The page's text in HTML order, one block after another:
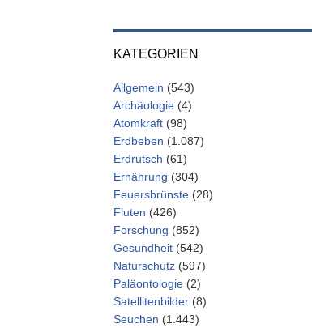
KATEGORIEN
Allgemein (543)
Archäologie (4)
Atomkraft (98)
Erdbeben (1.087)
Erdrutsch (61)
Ernährung (304)
Feuersbrünste (28)
Fluten (426)
Forschung (852)
Gesundheit (542)
Naturschutz (597)
Paläontologie (2)
Satellitenbilder (8)
Seuchen (1.443)